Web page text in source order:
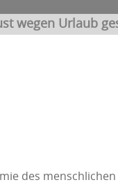
wegen Urlaub
des menschlichen